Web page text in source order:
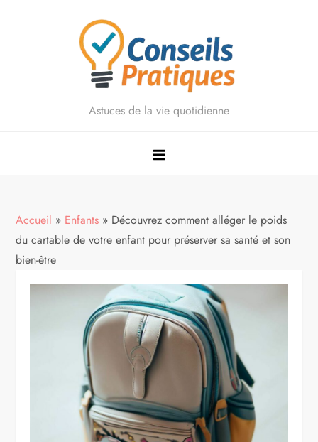
Astuces de la vie quotidienne
Accueil » Enfants » Découvrez comment alléger le poids
du cartable de votre enfant pour préserver sa santé et son
bien-être